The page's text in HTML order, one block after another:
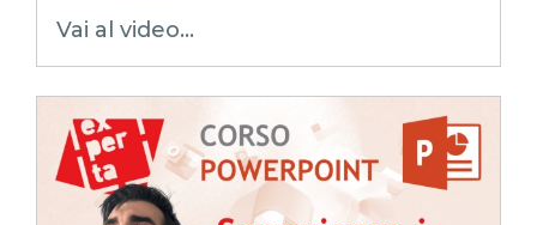
pptx
modelli di presentazione
presentazione personalizzata
layout powerpoint
modello di presentazione personalizzata
schema diapositiva
corso powerpoint
pillole powerpoint
Vai al video...